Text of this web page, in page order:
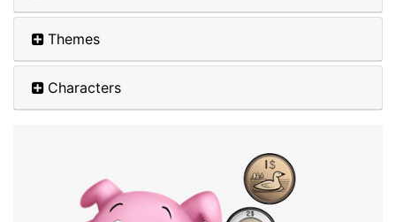
Themes
Characters